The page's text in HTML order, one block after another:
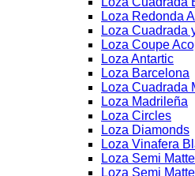
Loza Redonda
Loza Cuadrada
Loza Coupe
Loza Antartic
Loza Barcelona
Loza Cuadrada
Loza Madrileña
Loza Circles
Loza Diamonds
Loza Vinafera
Loza Semi
Loza Semi